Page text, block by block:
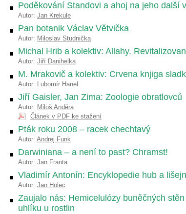
Poděkování Standovi a ahoj na jeho další
Autor: Jan Krekule
Pan botanik Václav Větvička
Autor: Miloslav Studnička
Michal Hrib a kolektiv: Allahy.
Autor: Jiří Danihelka
M. Mrakovič a kolektiv: Crvena knjiga
Autor: Lubomír Hanel
Jiří Gaisler, Jan Zima: Zoologie obratlovců
Autor: Miloš Anděra
Článek v PDF ke stažení
Pták roku 2008 – racek chechtavý
Autor: Andrej Funk
Darwiniana – a není to past? Chramst!
Autor: Jan Franta
Vladimír Antonín: Encyklopedie hub a
Autor: Jan Holec
Zaujalo nás: Hemicelulózy buněčných
uhlíku u rostlin